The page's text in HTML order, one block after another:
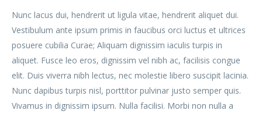
Nunc lacus dui, hendrerit ut ligula vitae, hendrerit aliquet dui.
Vestibulum ante ipsum primis in faucibus orci luctus et ultrices
posuere cubilia Curae; Aliquam dignissim iaculis turpis in
aliquet. Fusce leo eros, dignissim vel nibh ac, facilisis congue
elit. Duis viverra nibh lectus, nec molestie libero suscipit lacinia.
Nunc dapibus turpis nisl, porttitor pulvinar justo semper quis.
Vivamus in dignissim ipsum. Nulla facilisi. Morbi non nulla a